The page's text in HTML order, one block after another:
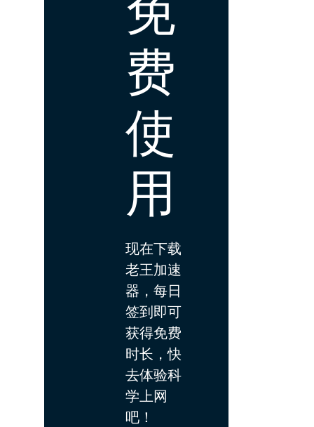
费
使
用
现在下载
老王加速
器，每日
签到即可
获得免费
时长，快
去体验科
学上网
吧！